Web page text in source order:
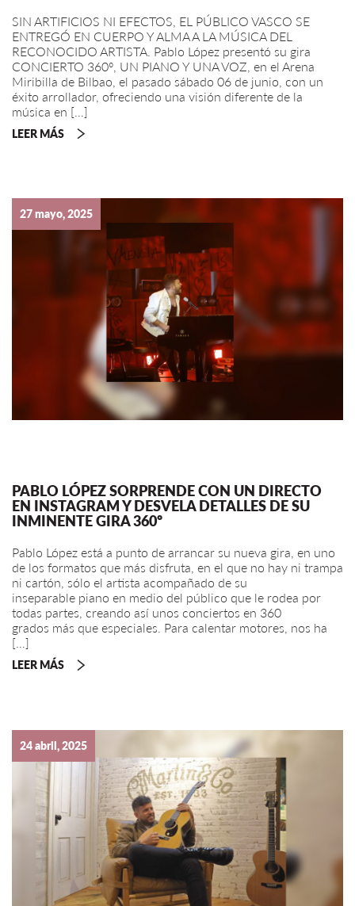
SIN ARTIFICIOS NI EFECTOS, EL PÚBLICO VASCO SE
ENTREGÓ EN CUERPO Y ALMA A LA MÚSICA DEL
RECONOCIDO ARTISTA. Pablo López presentó su gira
CONCIERTO 360º, UN PIANO Y UNA VOZ, en el Arena
Miribilla de Bilbao, el pasado sábado 06 de junio, con un
éxito arrollador, ofreciendo una visión diferente de la
música en […]
LEER MÁS
27 mayo, 2025
PABLO LÓPEZ SORPRENDE CON UN DIRECTO
EN INSTAGRAM Y DESVELA DETALLES DE SU
INMINENTE GIRA 360º
Pablo López está a punto de arrancar su nueva gira, en uno
de los formatos que más disfruta, en el que no hay ni trampa
ni cartón, sólo el artista acompañado de su
inseparable piano en medio del público que le rodea por
todas partes, creando así unos conciertos en 360
grados más que especiales. Para calentar motores, nos ha
[…]
LEER MÁS
24 abril, 2025